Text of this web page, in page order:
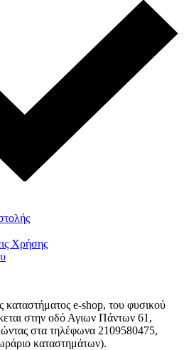
Χρήσης
καταστήματος e-shop, του φυσικού
στην οδό Αγιων Πάντων 61,
στα τηλέφωνα 2109580475,
καταστημάτων).